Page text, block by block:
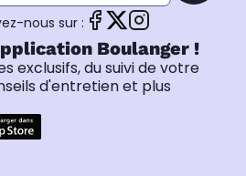
nous sur :
Boulanger !
exclusifs, du suivi de votre
d'entretien et plus